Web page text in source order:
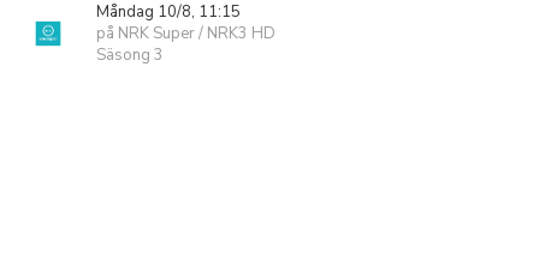
Måndag 10/8, 11:15
på NRK Super / NRK3 HD
Säsong 3